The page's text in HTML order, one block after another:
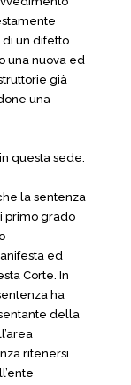
un difetto
una nuova ed
già
una
questa sede.
la sentenza
primo grado
ed
Corte. In
ha
della
ritenersi